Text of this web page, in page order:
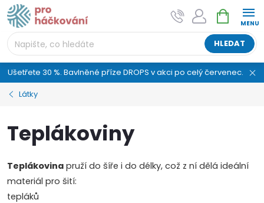
Přejít
na
obsah
HLEDAT
NÁKUPNÍ
KOŠÍK
Ušetřete 30 %. Bavlněné příze DROPS v akci po celý červenec.
Látky
Teplákoviny
Teplákovina pruží do šíře i do délky, což z ní dělá ideální
materiál pro šití:
tepláků
AI asistent "pani Klubíčková" –
ProHackovani.cz
Jsme e-shop s více než osmiletou tradicí a máme pro
vás připraveno více než 25 tisíc produktů. Vše skladem,
připravené k odeslání.